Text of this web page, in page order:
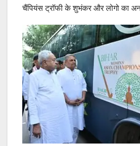
चैंपियंस ट्रॉफी के शुभंकर और लोगो का